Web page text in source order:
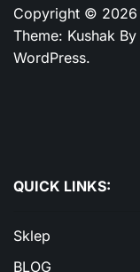
Copyright © 2026
Theme: Kushak By
WordPress.
QUICK LINKS:
Sklep
BLOG